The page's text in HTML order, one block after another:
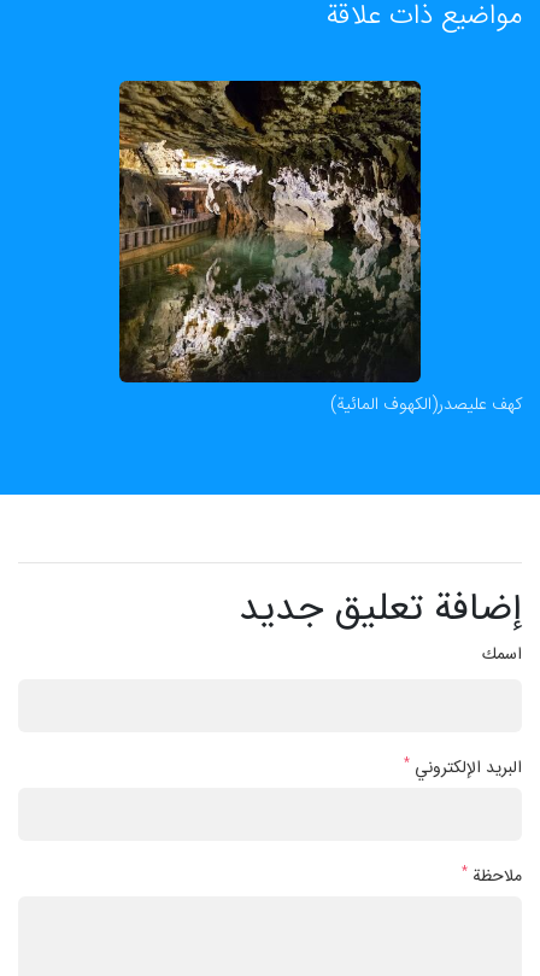
مواضيع ذات علاقة
کهف علیصدر(الكهوف المائية)
إضافة تعليق جديد
اسمك
البريد الإلكتروني *
ملاحظة *